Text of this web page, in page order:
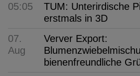
05:05
TUM: Unterirdische
erstmals in 3D
07.
Aug
Verver Export:
bienenfreundliche